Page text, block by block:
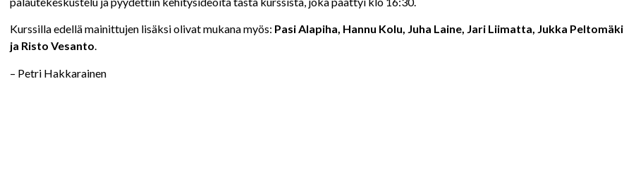
Kurssilla edellä mainittujen lisäksi olivat mukana myös: Pasi Alapiha, Hannu Kolu, Juha Laine, Jari Liimatta, Jukka Peltomäki
ja Risto Vesanto.
– Petri Hakkarainen